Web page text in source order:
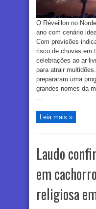
O Réveillon no
ano com cenário
Com previsões
risco de chuvas em
celebrações ao ar
para atrair
prepararam uma
grandes nomes da
...
Leia mais »
Laudo
em
religiosa